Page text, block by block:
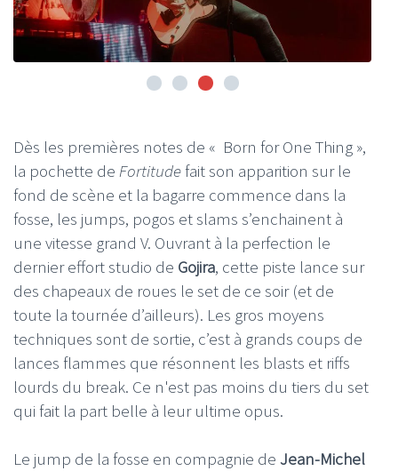
Dès les premières notes de « Born for One Thing »,
la pochette de Fortitudefait son apparition sur le
fond de scène et la bagarre commence dans la
fosse, les jumps, pogos et slams s’enchainent à
une vitesse grand V. Ouvrant à la perfection le
dernier effort studio de Gojira, cette piste lance sur
des chapeaux de roues le set de ce soir (et de
toute la tournée d’ailleurs). Les gros moyens
techniques sont de sortie, c’est à grands coups de
lances flammes que résonnent les blasts et riffs
lourds du break. Ce n'est pas moins du tiers du set
qui fait la part belle à leur ultime opus.
Le jump de la fosse en compagnie de Jean-Michel